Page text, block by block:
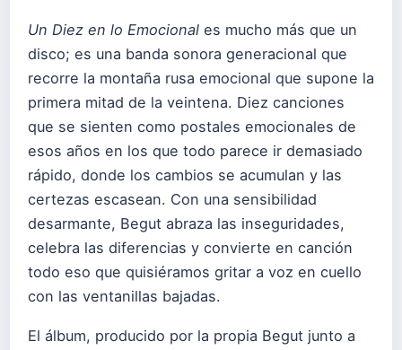
Un Diez en lo Emocional es mucho más que un
disco; es una banda sonora generacional que
recorre la montaña rusa emocional que supone la
primera mitad de la veintena. Diez canciones
que se sienten como postales emocionales de
esos años en los que todo parece ir demasiado
rápido, donde los cambios se acumulan y las
certezas escasean. Con una sensibilidad
desarmante, Begut abraza las inseguridades,
celebra las diferencias y convierte en canción
todo eso que quisiéramos gritar a voz en cuello
con las ventanillas bajadas.
El álbum, producido por la propia Begut junto a